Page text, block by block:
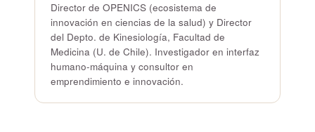
Director de OPENICS (ecosistema de
innovación en ciencias de la salud) y Director
del Depto. de Kinesiología, Facultad de
Medicina (U. de Chile). Investigador en interfaz
humano-máquina y consultor en
emprendimiento e innovación.